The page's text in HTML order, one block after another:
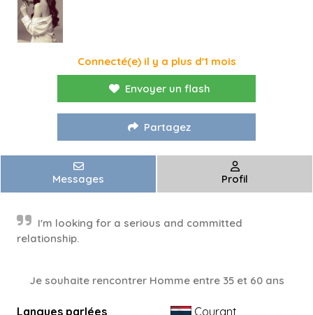
Connecté(e) il y a plus d'1 mois
Envoyer un flash
Partagez
Messages Profil
I'm looking for a serious and committed
relationship.
Je souhaite rencontrer Homme entre 35 et 60 ans
Langues parlées
Courant